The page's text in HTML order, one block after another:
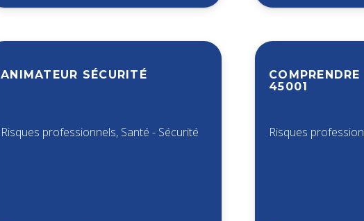
ANIMATEUR SÉCURITÉ
Risques professionnels, Santé - Sécurité
45001
Risques